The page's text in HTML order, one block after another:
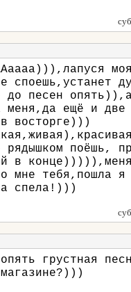
споешь,устанет
до песен
меня,да ещё и
восторге)))
рядышком поёшь,
в
мне тебя,пошла
спела!)))
грустная